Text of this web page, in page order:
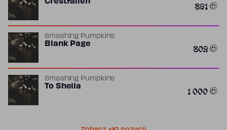
Crestfallen 861
Smashing Pumpkins
Blank Page 802
Smashing Pumpkins
To Sheila 1 000